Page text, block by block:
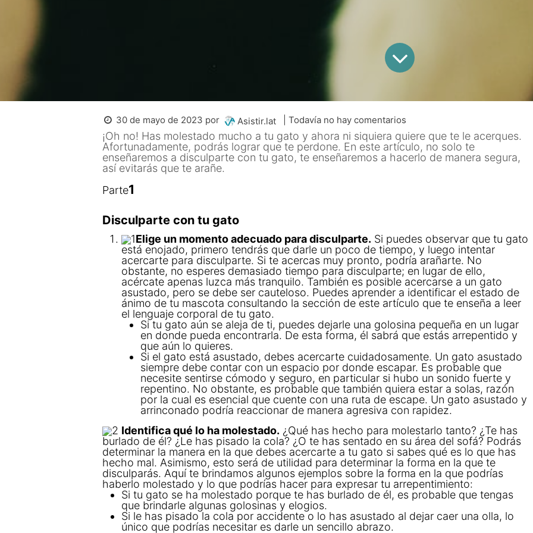
30 de mayo de 2023 por Asistir.lat | Todavía no hay comentarios
¡Oh no! Has molestado mucho a tu gato y ahora ni siquiera quiere que te le acerques.
Afortunadamente, podrás lograr que te perdone. En este artículo, no solo te
enseñaremos a disculparte con tu gato, te enseñaremos a hacerlo de manera segura,
así evitarás que te arañe.
Parte1
Disculparte con tu gato
1Elige un momento adecuado para disculparte. Si puedes observar que tu gato
está enojado, primero tendrás que darle un poco de tiempo, y luego intentar
acercarte para disculparte. Si te acercas muy pronto, podría arañarte. No
obstante, no esperes demasiado tiempo para disculparte; en lugar de ello,
acércate apenas luzca más tranquilo. También es posible acercarse a un gato
asustado, pero se debe ser cauteloso. Puedes aprender a identificar el estado de
ánimo de tu mascota consultando la sección de este artículo que te enseña a leer
el lenguaje corporal de tu gato.
Si tu gato aún se aleja de ti, puedes dejarle una golosina pequeña en un lugar
en donde pueda encontrarla. De esta forma, él sabrá que estás arrepentido y
que aún lo quieres.
Si el gato está asustado, debes acercarte cuidadosamente. Un gato asustado
siempre debe contar con un espacio por donde escapar. Es probable que
necesite sentirse cómodo y seguro, en particular si hubo un sonido fuerte y
repentino. No obstante, es probable que también quiera estar a solas, razón
por la cual es esencial que cuente con una ruta de escape. Un gato asustado y
arrinconado podría reaccionar de manera agresiva con rapidez.
2 Identifica qué lo ha molestado. ¿Qué has hecho para molestarlo tanto? ¿Te has
burlado de él? ¿Le has pisado la cola? ¿O te has sentado en su área del sofá? Podrás
determinar la manera en la que debes acercarte a tu gato si sabes qué es lo que has
hecho mal. Asimismo, esto será de utilidad para determinar la forma en la que te
disculparás. Aquí te brindamos algunos ejemplos sobre la forma en la que podrías
haberlo molestado y lo que podrías hacer para expresar tu arrepentimiento:
Si tu gato se ha molestado porque te has burlado de él, es probable que tengas
que brindarle algunas golosinas y elogios.
Si le has pisado la cola por accidente o lo has asustado al dejar caer una olla, lo
único que podrías necesitar es darle un sencillo abrazo.